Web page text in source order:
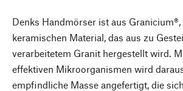
Denks Handmörser ist aus Granicium®,
keramischen Material, das aus zu
verarbeitetem Granit hergestellt wird.
effektiven Mikroorganismen wird
empfindliche Masse angefertigt, die